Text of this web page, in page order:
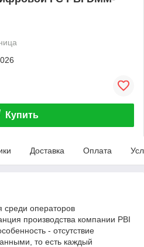
Купить
Доставка Оплата
среди операторов
производства компании PBI
- отсутствие
то есть каждый